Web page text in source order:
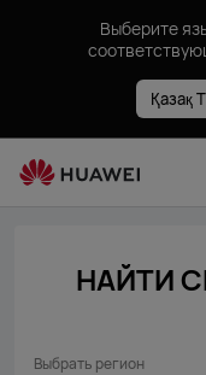
Выберите
Қазақ
НАЙТИ
Выбрать регион